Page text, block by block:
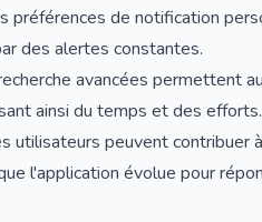
préférences de notification
des alertes constantes.
avancées permettent
ainsi du temps et des efforts.
utilisateurs peuvent contribuer
l'application évolue pour